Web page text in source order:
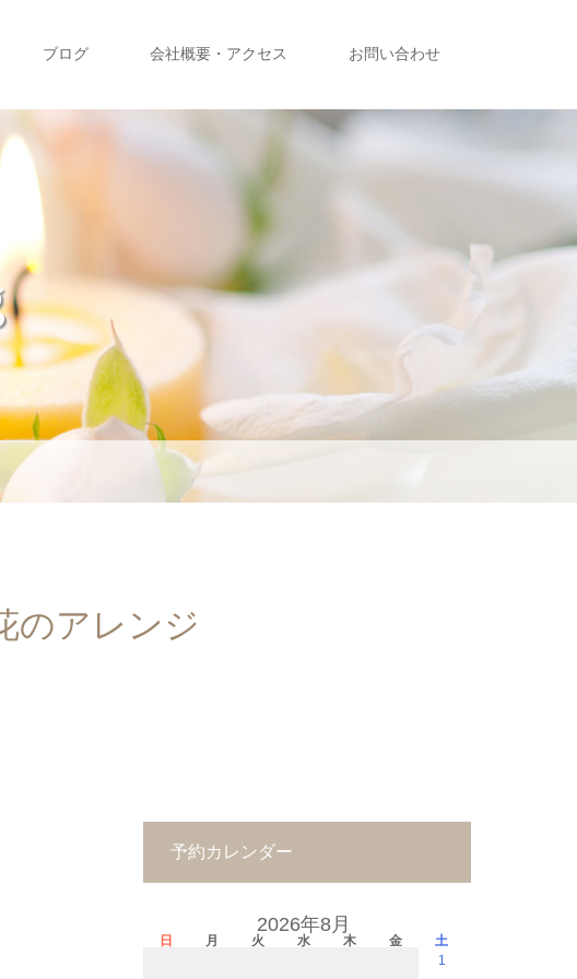
ブログ 会社概要・アクセス お問い合わせ
のアレンジ
予約カレンダー
2026年8月
日 月 火 水 木 金
土
1